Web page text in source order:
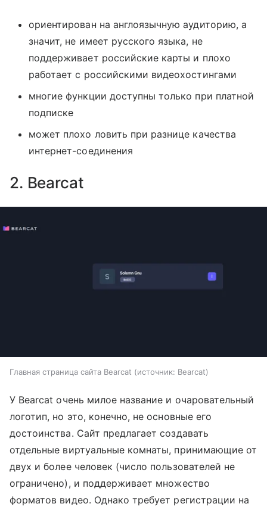
ориентирован на англоязычную аудиторию, а
значит, не имеет русского языка, не
поддерживает российские карты и плохо
работает с российскими видеохостингами
многие функции доступны только при платной
подписке
может плохо ловить при разнице качества
интернет-соединения
2. Bearcat
Главная страница сайта Bearcat источник: Bearcat
У Bearcat очень милое название и очаровательный
логотип, но это, конечно, не основные его
достоинства. Сайт предлагает создавать
отдельные виртуальные комнаты, принимающие от
двух и более человек (число пользователей не
ограничено), и поддерживает множество
форматов видео. Однако требует регистрации на